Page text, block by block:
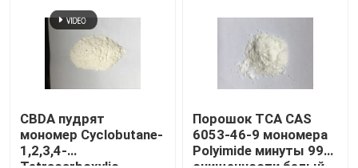
CBDA пудрят
мономер Cyclobutane-
1,2,3,4-
Порошок TCA CAS
6053-46-9 мономера
Polyimide минуты 99%